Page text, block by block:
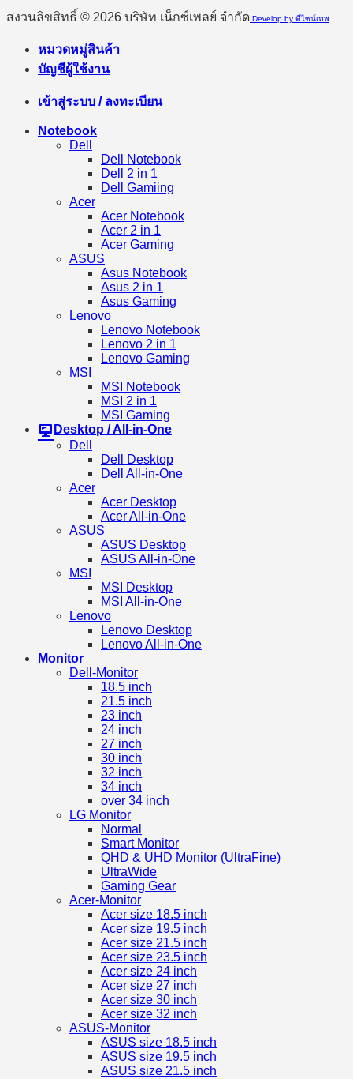
สงวนลิขสิทธิ์ © 2026 บริษัท เน็กซ์เพลย์ จำกัด Develop by ดีไซน์เทพ
หมวดหมู่สินค้า
บัญชีผู้ใช้งาน
เข้าสู่ระบบ / ลงทะเบียน
Notebook
Dell
Dell Notebook
Dell 2 in 1
Dell Gamiing
Acer
Acer Notebook
Acer 2 in 1
Acer Gaming
ASUS
Asus Notebook
Asus 2 in 1
Asus Gaming
Lenovo
Lenovo Notebook
Lenovo 2 in 1
Lenovo Gaming
MSI
MSI Notebook
MSI 2 in 1
MSI Gaming
Desktop / All-in-One
Dell
Dell Desktop
Dell All-in-One
Acer
Acer Desktop
Acer All-in-One
ASUS
ASUS Desktop
ASUS All-in-One
MSI
MSI Desktop
MSI All-in-One
Lenovo
Lenovo Desktop
Lenovo All-in-One
Monitor
Dell-Monitor
18.5 inch
21.5 inch
23 inch
24 inch
27 inch
30 inch
32 inch
34 inch
over 34 inch
LG Monitor
Normal
Smart Monitor
QHD & UHD Monitor (UltraFine)
UltraWide
Gaming Gear
Acer-Monitor
Acer size 18.5 inch
Acer size 19.5 inch
Acer size 21.5 inch
Acer size 23.5 inch
Acer size 24 inch
Acer size 27 inch
Acer size 30 inch
Acer size 32 inch
ASUS-Monitor
ASUS size 18.5 inch
ASUS size 19.5 inch
ASUS size 21.5 inch